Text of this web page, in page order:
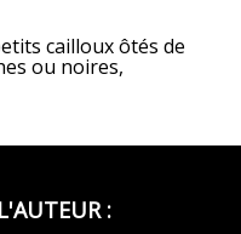
cailloux ôtés de
ou noires,
: